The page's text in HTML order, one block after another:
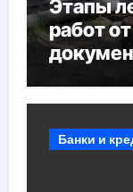
Этапы
работ
Банки и